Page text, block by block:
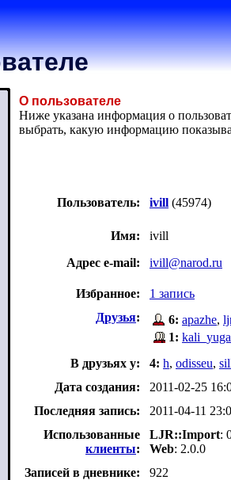
О пользователе
Ниже указана информация о
выбрать, какую информацию
Пользователь: ivill (45974)
Имя:
ivill
Адрес e-mail:
ivill@narod.ru
Избранное:
1 запись
Друзья: 6: apazhe,
1: kali_yuga
В друзьях у:
4: h, odisseu,
Дата создания:
2011-02-25
Последняя запись:
2011-04-11
Использованные
клиенты:
LJR::Import:
Web: 2.0.0
Записей в дневнике:
922